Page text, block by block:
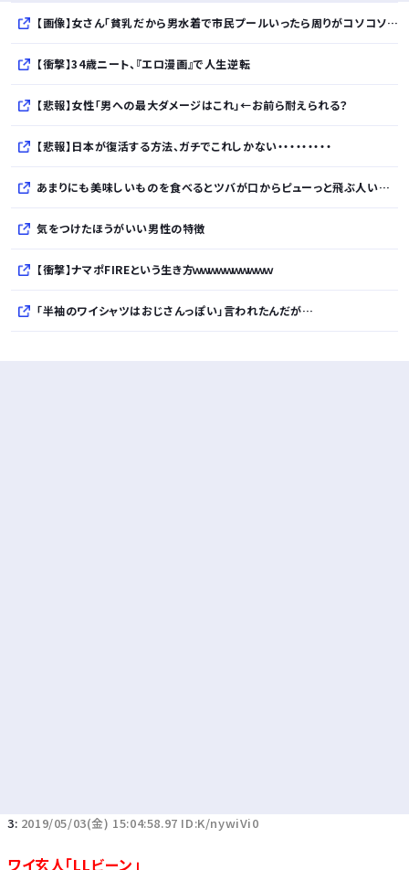
【画像】女さん「貧乳だから男水着で市民プールいったら周りがコソコソしだしてやばいwwwwwwww」5万いいね
【衝撃】34歳ニート、『エロ漫画』で人生逆転
【悲報】女性「男への最大ダメージはこれ」←お前ら耐えられる？
【悲報】日本が復活する方法、ガチでこれしかない・・・・・・・・・
あまりにも美味しいものを食べるとツバが口からピューっと飛ぶ人いるでしょ
気をつけたほうがいい男性の特徴
【衝撃】ナマポFIREという生き方ｗｗｗｗｗｗｗｗｗｗ
「半袖のワイシャツはおじさんっぽい」言われたんだが…
3: 2019/05/03(金) 15:04:58.97 ID:K/nywiVi0
ワイ玄人「LLビーン」